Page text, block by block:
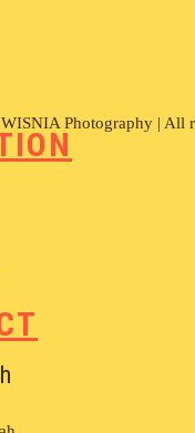
Photography | All